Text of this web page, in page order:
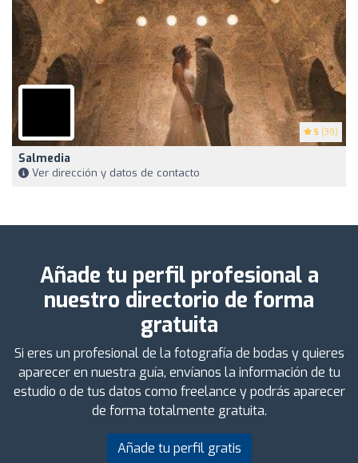
5 (39)
Salmedia
Ver dirección y datos de contacto
Añade tu perfil profesional a
nuestro directorio de forma
gratuita
Si eres un profesional de la fotografía de bodas y quieres
aparecer en nuestra guía, envíanos la información de tu
estudio o de tus datos como freelance y podrás aparecer
de forma totalmente gratuita.
Añade tu perfil gratis